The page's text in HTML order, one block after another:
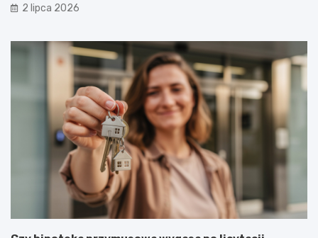
2 lipca 2026